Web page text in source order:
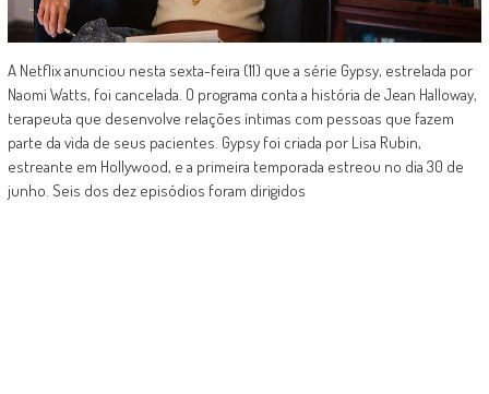
A Netflix anunciou nesta sexta-feira (11) que a série Gypsy, estrelada por
Naomi Watts, foi cancelada. O programa conta a história de Jean Halloway,
terapeuta que desenvolve relações íntimas com pessoas que fazem
parte da vida de seus pacientes. Gypsy foi criada por Lisa Rubin,
estreante em Hollywood, e a primeira temporada estreou no dia 30 de
junho. Seis dos dez episódios foram dirigidos